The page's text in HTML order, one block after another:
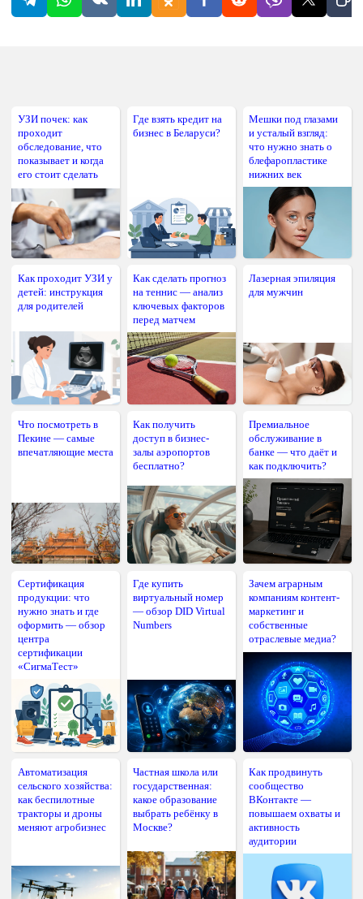
УЗИ почек: как
проходит
обследование, что
показывает и когда
его стоит сделать
Где взять кредит на
бизнес в Беларуси?
Мешки под глазами
и усталый взгляд:
что нужно знать о
блефаропластике
нижних век
Как проходит УЗИ у
детей: инструкция
для родителей
Как сделать прогноз
на теннис — анализ
ключевых факторов
перед матчем
Лазерная эпиляция
для мужчин
Что посмотреть в
Пекине — самые
впечатляющие места
Как получить
доступ в бизнес-
залы аэропортов
бесплатно?
Премиальное
обслуживание в
банке — что даёт и
как подключить?
Сертификация
продукции: что
нужно знать и где
оформить — обзор
центра
сертификации
«СигмаТест»
Где купить
виртуальный номер
— обзор DID Virtual
Numbers
Зачем аграрным
компаниям контент-
маркетинг и
собственные
отраслевые медиа?
Автоматизация
сельского хозяйства:
как беспилотные
тракторы и дроны
меняют агробизнес
Частная школа или
государственная:
какое образование
выбрать ребёнку в
Москве?
Как продвинуть
сообщество
ВКонтакте —
повышаем охваты и
активность
аудитории